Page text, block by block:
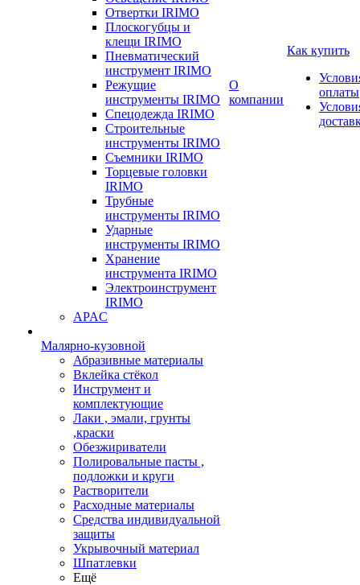
Отвертки IRIMO
Плоскогубцы и
клещи IRIMO
Пневматический
инструмент IRIMO
Режущие
инструменты IRIMO
Спецодежда IRIMO
Строительные
инструменты IRIMO
Съемники IRIMO
Торцевые головки
IRIMO
Трубные
инструменты IRIMO
Ударные
инструменты IRIMO
Хранение
инструмента IRIMO
Электроинструмент
IRIMO
APAC
Малярно-кузовной
Абразивные материалы
Вклейка стёкол
Инструмент и
комплектующие
Лаки , эмали, грунты
,краски
Обезжириватели
Полировальные пасты ,
подложки и круги
Растворители
Расходные материалы
Средства индивидуальной
защиты
Укрывочный материал
Шпатлевки
Ещё
О
компании
Как купить
оплаты